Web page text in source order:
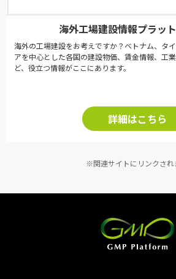
海外工場建設情報プラッ
海外の工場建設をお考えですか？ベトナム、タ
アを中心とした各国の建設物価、賃金情報、工
ど、役立つ情報がここにあります。
詳細はこちら
※関連サイトにリンクされ